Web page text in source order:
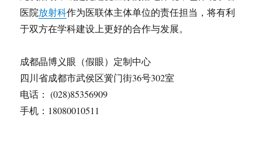
医院放射科作为医联体主体单位的责任担当，将有利
于双方在学科建设上更好的合作与发展。
成都晶博义眼（假眼）定制中心
四川省成都市武侯区黉门街36号302室
电话： (028)85356909
手机：18080010511